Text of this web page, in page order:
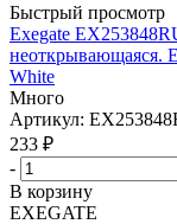
Быстрый просмотр
Exegate
неоткрывающаяся.
White
Много
Артикул:
233 ₽
-
В корзину
EXEGATE